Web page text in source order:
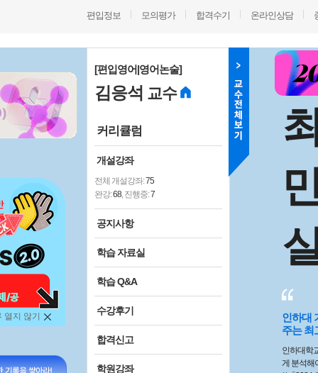
열지 않기
편입정보 모의평가 합격수기 온라인상담
[편입영어|영어논술]
김응석 교수
커리큘럼
개설강좌
전체 개설강좌:75
완강:68, 진행중:7
공지사항
학습 자료실
학습 Q&A
수강후기
합격신고
학원강좌
인하대
주는 최
인하대학
게 분석해